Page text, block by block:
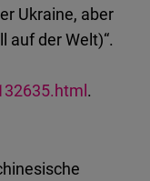
Ukraine, aber
auf der Welt)“.
.